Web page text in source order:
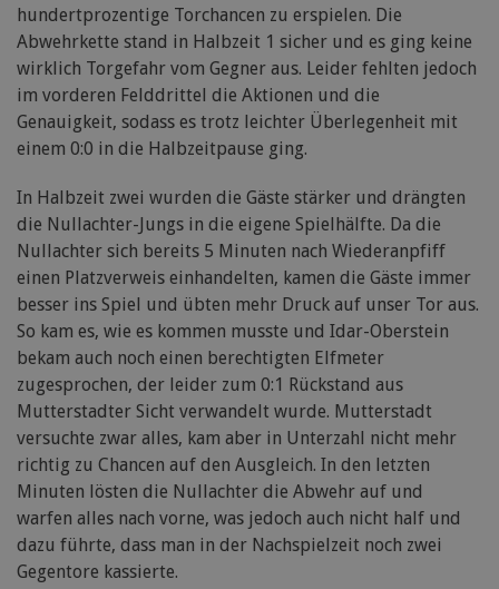
hundertprozentige Torchancen zu erspielen. Die
Abwehrkette stand in Halbzeit 1 sicher und es ging keine
wirklich Torgefahr vom Gegner aus. Leider fehlten jedoch
im vorderen Felddrittel die Aktionen und die
Genauigkeit, sodass es trotz leichter Überlegenheit mit
einem 0:0 in die Halbzeitpause ging.
In Halbzeit zwei wurden die Gäste stärker und drängten
die Nullachter-Jungs in die eigene Spielhälfte. Da die
Nullachter sich bereits 5 Minuten nach Wiederanpfiff
einen Platzverweis einhandelten, kamen die Gäste immer
besser ins Spiel und übten mehr Druck auf unser Tor aus.
So kam es, wie es kommen musste und Idar-Oberstein
bekam auch noch einen berechtigten Elfmeter
zugesprochen, der leider zum 0:1 Rückstand aus
Mutterstadter Sicht verwandelt wurde. Mutterstadt
versuchte zwar alles, kam aber in Unterzahl nicht mehr
richtig zu Chancen auf den Ausgleich. In den letzten
Minuten lösten die Nullachter die Abwehr auf und
warfen alles nach vorne, was jedoch auch nicht half und
dazu führte, dass man in der Nachspielzeit noch zwei
Gegentore kassierte.